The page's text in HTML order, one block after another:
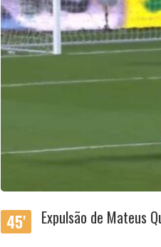
45' Expulsão de Mateus